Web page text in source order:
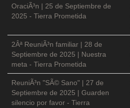
OraciÃ³n | 25 de Septiembre de
2025 - Tierra Prometida
2Âª ReuniÃ³n familiar | 28 de
Septiembre de 2025 | Nuestra
meta - Tierra Prometida
ReuniÃ³n "SÃ© Sano" | 27 de
Septiembre de 2025 | Guarden
silencio por favor - Tierra